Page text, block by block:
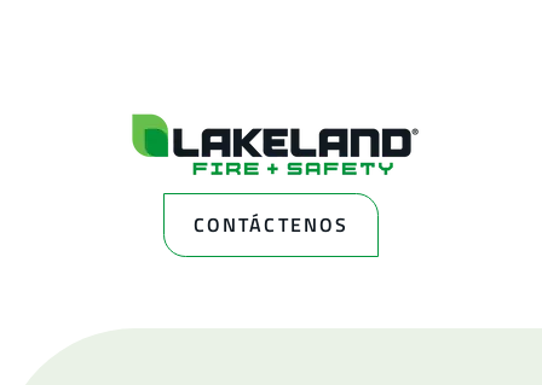
CONTÁCTENOS